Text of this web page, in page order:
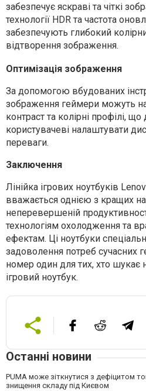
забезпечує яскраві та чіткі
технології HDR та частота
забезпечують глибокий
відтворення зображення.
Оптимізація зображення
За допомогою вбудованих
зображення геймери можуть
контраст та колірні профілі,
користувачеві налаштувати
переваги.
Заключення
Лінійка ігрових ноутбуків
вважається однією з кращих
неперевершеній
технологіям охолодження та
ефектам. Ці ноутбуки
задоволення потреб сучасних
номер один для тих, хто шукає
ігровий ноутбук.
Останні новини
PUMA може зіткнутися з дефіцитом
знищення складу під Києвом